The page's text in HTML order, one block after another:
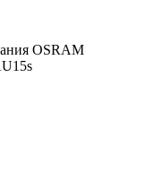
OSRAM